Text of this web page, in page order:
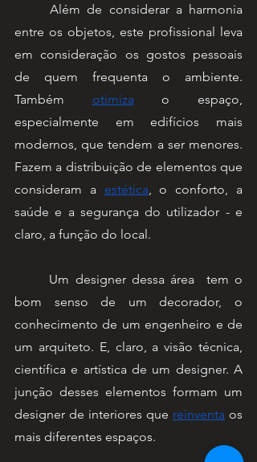
	Além de considerar a harmonia
entre os objetos, este profissional leva
em consideração os gostos pessoais
de quem frequenta o ambiente.
Também otimiza o espaço,
especialmente em edifícios mais
modernos, que tendem a ser menores.
Fazem a distribuição de elementos que
consideram a estética , o conforto, a
saúde e a segurança do utilizador - e
claro, a função do local.
bom senso de um decorador, o
conhecimento de um engenheiro e de
um arquiteto. E, claro, a visão técnica,
científica e artística de um designer. A
junção desses elementos formam um
designer de interiores que reinventa os
mais diferentes espaços.